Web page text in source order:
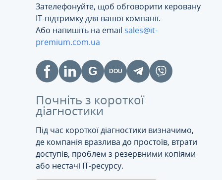
Зателефонуйте, щоб обговорити керовану
ІТ-підтримку для вашої компанії.
Або напишіть на email sales@it-
premium.com.ua
Почніть з короткої
діагностики
Під час короткої діагностики визначимо,
де компанія вразлива до простоїв, втрати
доступів, проблем з резервними копіями
або нестачі IT-ресурсу.